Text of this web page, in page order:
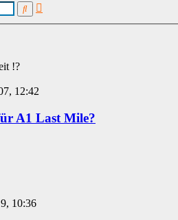
Suche
!?
12:42
A1 Last Mile?
10:36